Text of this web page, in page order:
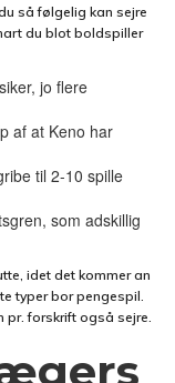
så følgelig kan sejre
du blot boldspiller
jo flere
af at Keno har
til 2-10 spille
som adskillig
idet det kommer an
typer bor pengespil.
pr. forskrift også sejre.